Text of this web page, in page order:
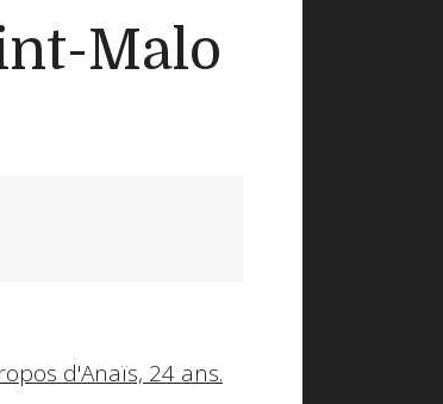
Malo
d'Anaïs, 24 ans.